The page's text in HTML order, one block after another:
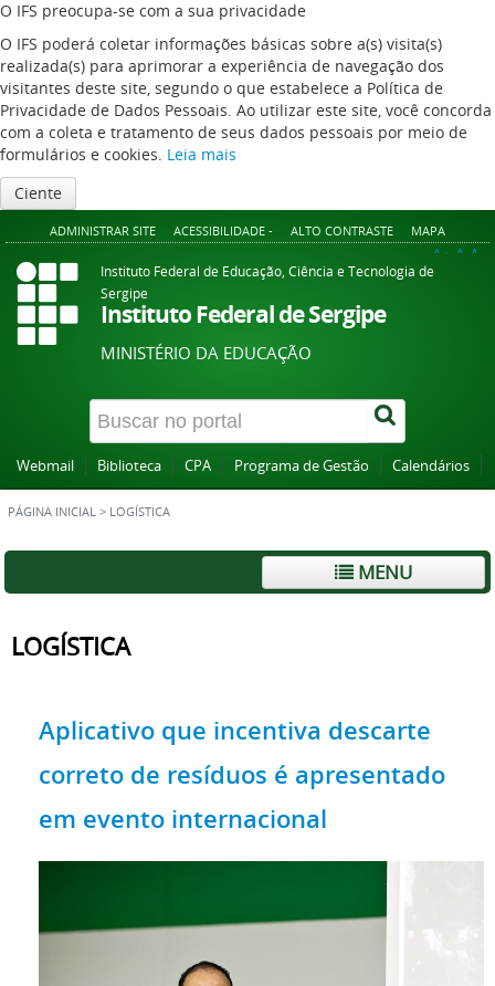
O IFS preocupa-se com a sua privacidade
O IFS poderá coletar informações básicas sobre a(s) visita(s)
realizada(s) para aprimorar a experiência de navegação dos
visitantes deste site, segundo o que estabelece a Política de
Privacidade de Dados Pessoais. Ao utilizar este site, você concorda
com a coleta e tratamento de seus dados pessoais por meio de
formulários e cookies. Leia mais
Ciente
ADMINISTRAR SITE ACESSIBILIDADE - ALTO CONTRASTE MAPA
A+ A A-
Instituto Federal de Educação, Ciência e Tecnologia de
Sergipe
Instituto Federal de Sergipe
MINISTÉRIO DA EDUCAÇÃO
Webmail Biblioteca CPA Programa de Gestão Calendários
PÁGINA INICIAL > LOGÍSTICA
MENU
LOGÍSTICA
Aplicativo que incentiva descarte
correto de resíduos é apresentado
em evento internacional